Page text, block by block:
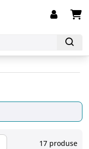
17 produse